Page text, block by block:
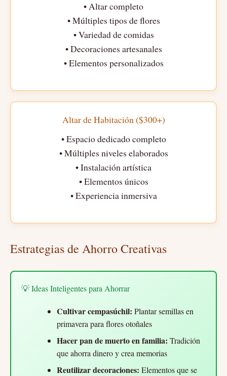
• Altar completo
• Múltiples tipos de flores
• Variedad de comidas
• Decoraciones artesanales
• Elementos personalizados
Altar de Habitación ($300+)
• Espacio dedicado completo
• Múltiples niveles elaborados
• Instalación artística
• Elementos únicos
• Experiencia inmersiva
Estrategias de Ahorro Creativas
💡 Ideas Inteligentes para Ahorrar
Cultivar cempasúchil: Plantar semillas en
primavera para flores otoñales
Hacer pan de muerto en familia: Tradición
que ahorra dinero y crea memorias
Reutilizar decoraciones: Elementos que se